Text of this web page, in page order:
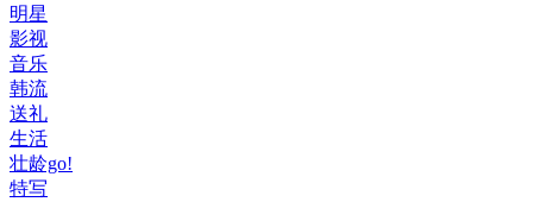
明星
影视
音乐
韩流
送礼
生活
壮龄go!
特写